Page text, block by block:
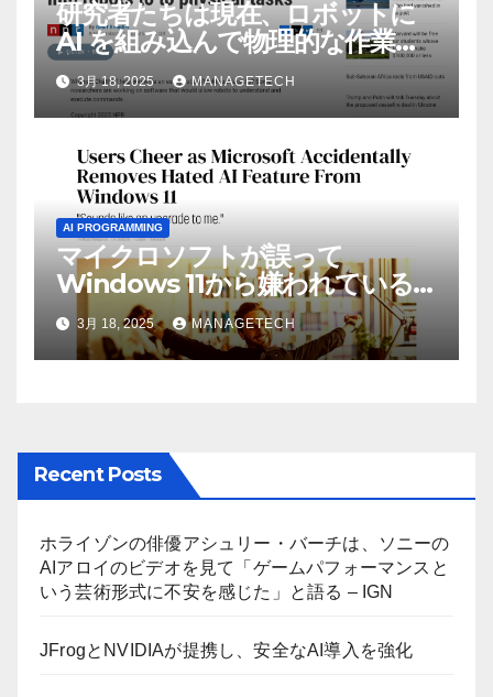
研究者たちは現在、ロボットに
AI を組み込んで物理的な作業を
実行させている | ノーザン パブ
リック ラジオ: WNIJ および
WNIU
3月 18, 2025 MANAGETECH
AI PROGRAMMING
マイクロソフトが誤って
Windows 11から嫌われている
AI機能を削除したことにユーザ
ーが歓喜
3月 18, 2025 MANAGETECH
Recent Posts
ホライゾンの俳優アシュリー・バーチは、ソニーの
AIアロイのビデオを見て「ゲームパフォーマンスと
いう芸術形式に不安を感じた」と語る – IGN
JFrogとNVIDIAが提携し、安全なAI導入を強化